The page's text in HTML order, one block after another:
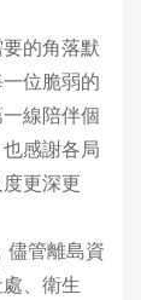
的角落默
位脆弱的
線陪伴個
感謝各局
更深更
管離島資
、衛生